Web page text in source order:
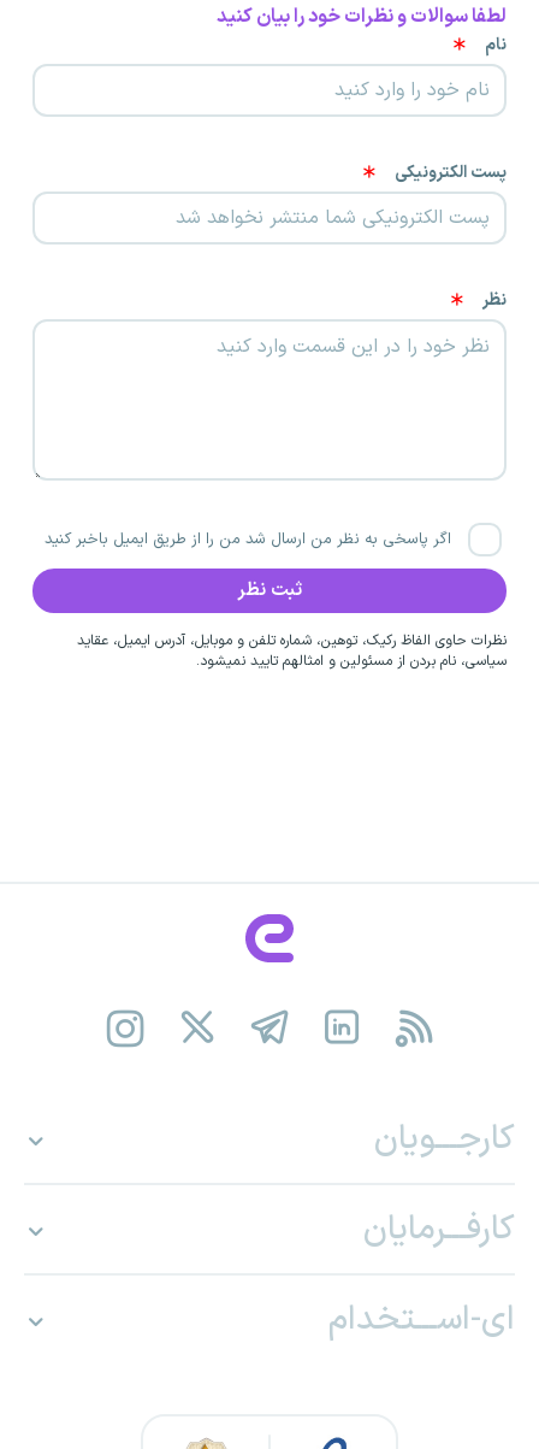
لطفا سوالات و نظرات خود را بیان کنید
نام
پست الکترونیکی
نظر
اگر پاسخی به نظر من ارسال شد من را از طریق ایمیل باخبر کنید
نظرات حاوی الفاظ رکیک، توهین، شماره تلفن و موبایل، آدرس ایمیل، عقاید
سیاسی، نام بردن از مسئولین و امثالهم تایید نمیشود.
کارجـــویان
کارفـــرمایان
ای-اســـتخدام